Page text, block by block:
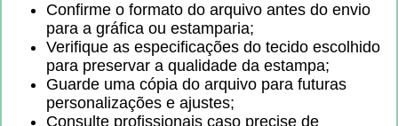
Confirme o formato do arquivo antes do envio
para a gráfica ou estamparia;
Verifique as especificações do tecido escolhido
para preservar a qualidade da estampa;
Guarde uma cópia do arquivo para futuras
personalizações e ajustes;
Consulte profissionais caso precise de